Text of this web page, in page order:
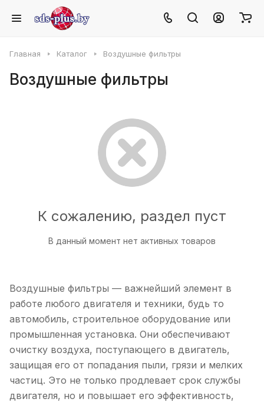
Главная Каталог Воздушные фильтры
Воздушные фильтры
К сожалению, раздел пуст
В данный момент нет активных товаров
Воздушные фильтры — важнейший элемент в
работе любого двигателя и техники, будь то
автомобиль, строительное оборудование или
промышленная установка. Они обеспечивают
очистку воздуха, поступающего в двигатель,
защищая его от попадания пыли, грязи и мелких
частиц. Это не только продлевает срок службы
двигателя, но и повышает его эффективность,